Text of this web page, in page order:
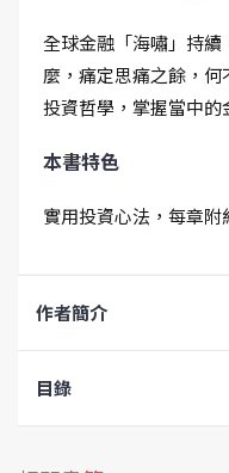
全球金融「海嘯」持
麼，痛定思痛之餘，
投資哲學，掌握當中的
本書特色
實用投資心法，每章附
作者簡介
目錄